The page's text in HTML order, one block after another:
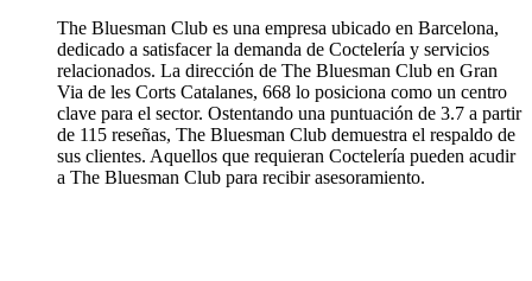
The Bluesman Club es una empresa ubicado en Barcelona,
dedicado a satisfacer la demanda de Coctelería y servicios
relacionados. La dirección de The Bluesman Club en Gran
Via de les Corts Catalanes, 668 lo posiciona como un centro
clave para el sector. Ostentando una puntuación de 3.7 a partir
de 115 reseñas, The Bluesman Club demuestra el respaldo de
sus clientes. Aquellos que requieran Coctelería pueden acudir
a The Bluesman Club para recibir asesoramiento.